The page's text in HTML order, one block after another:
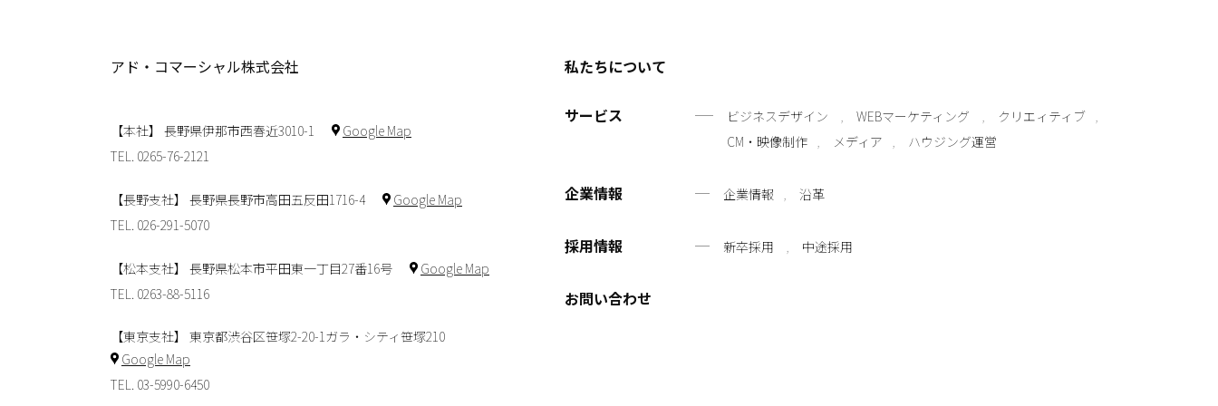
アド・コマーシャル株式会社
【本社】 長野県伊那市西春近3010-1
Google Map
TEL. 0265-76-2121
【長野支社】 長野県長野市高田五反田1716-4
Google Map
TEL. 026-291-5070
【松本支社】 長野県松本市平田東一丁目27番16号
Google Map
TEL. 0263-88-5116
【東京支社】 東京都渋谷区笹塚2-20-1ガラ・シティ笹塚210
Google Map
TEL. 03-5990-6450
私たちについて
サービス ビジネスデザイン WEBマーケティング
クリエィティブ
CM・映像制作
メディア ハウジング運営
企業情報 企業情報 沿革
採用情報 新卒採用 中途採用
お問い合わせ